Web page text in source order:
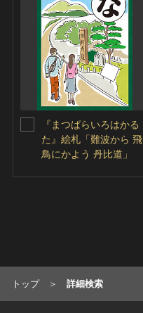
『まつばらいろはかる
た』絵札「難波から 飛
鳥にかよう 丹比道」
トップ 詳細検索